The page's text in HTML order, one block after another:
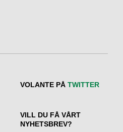
VOLANTE PÅ TWITTER
VILL DU FÅ VÅRT
NYHETSBREV?